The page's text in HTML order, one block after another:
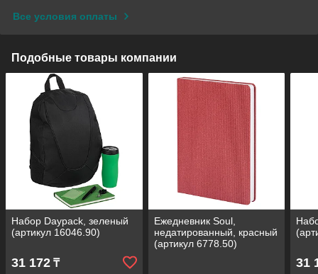
Все условия оплаты
Подобные товары компании
Набор Daypack, зеленый
(артикул 16046.90)
31 172 ₸
Ежедневник Soul,
недатированный, красный
(артикул 6778.50)
31